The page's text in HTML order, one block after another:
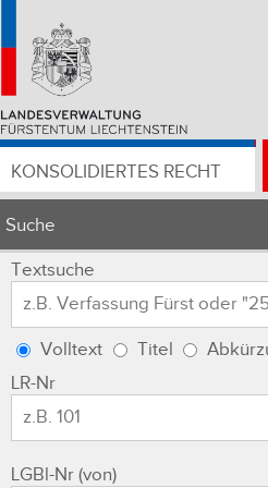
KONSOLIDIERTES RECHT
Suche
Textsuche
Volltext Titel
LR-Nr
LGBl-Nr (von)